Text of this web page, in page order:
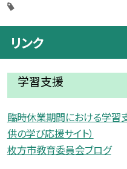
リンク
学習支援
臨時休業期間における学習
供の学び応援サイト）
枚方市教育委員会ブログ